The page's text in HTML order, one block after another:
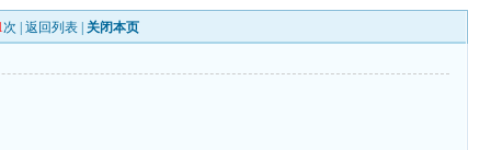
次 |返回列表 关闭本页